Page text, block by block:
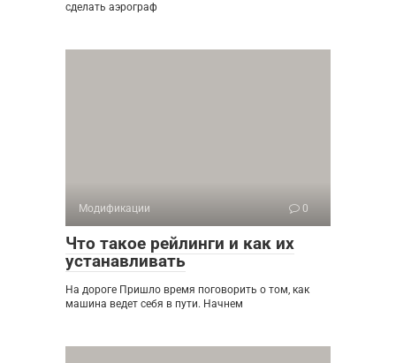
сделать аэрограф
Модификации 0
Что такое рейлинги и как их
устанавливать
На дороге Пришло время поговорить о том, как
машина ведет себя в пути. Начнем